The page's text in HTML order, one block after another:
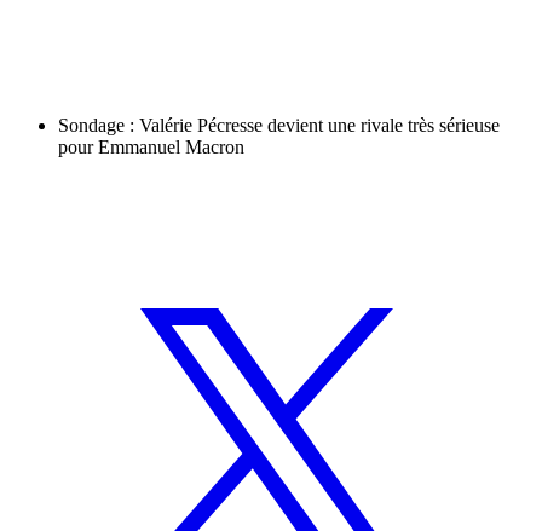
Sondage : Valérie Pécresse devient une rivale très sérieuse
pour Emmanuel Macron